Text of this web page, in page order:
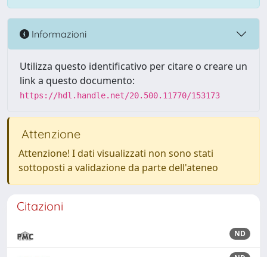
Informazioni
Utilizza questo identificativo per citare o creare un
link a questo documento:
https://hdl.handle.net/20.500.11770/153173
Attenzione
Attenzione! I dati visualizzati non sono stati
sottoposti a validazione da parte dell'ateneo
Citazioni
ND